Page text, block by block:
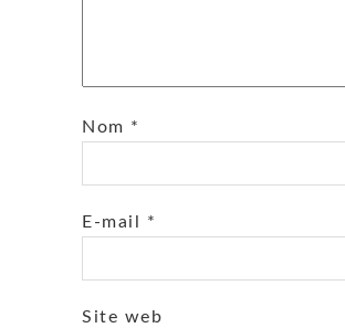
Nom *
E-mail *
Site web